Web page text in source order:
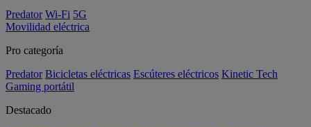
Predator Wi-Fi 5G
Movilidad eléctrica
Pro categoría
Predator Bicicletas eléctricas Escúteres eléctricos Kinetic Tech
Gaming portátil
Destacado